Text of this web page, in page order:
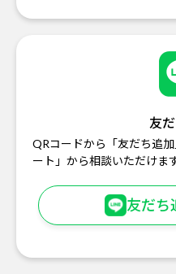
友
QRコードから「友だち追
ート」から相談いただけます
友だち